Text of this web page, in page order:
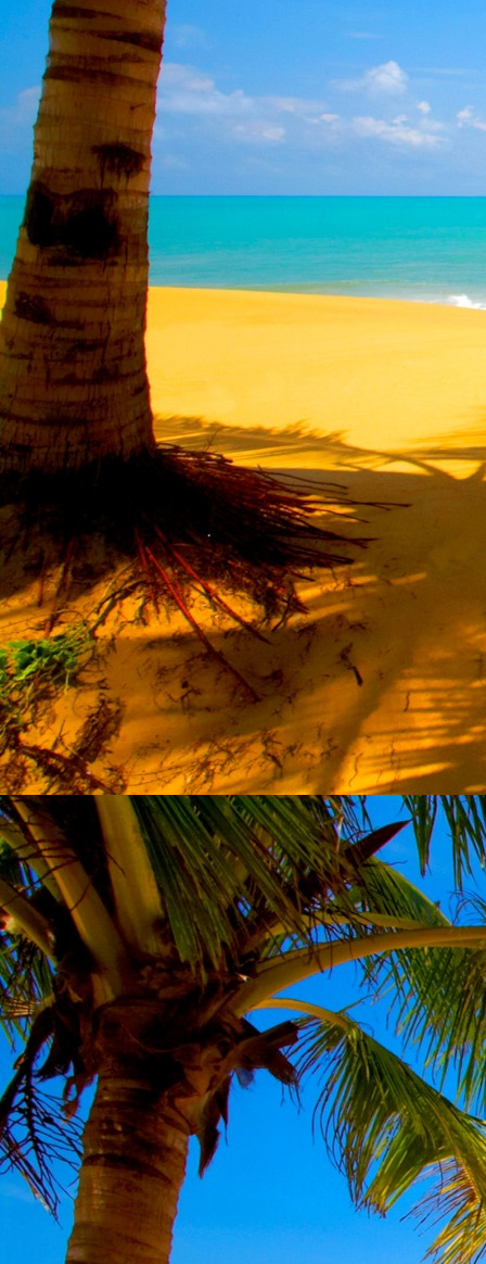
Kitágíthatom-e annyira a lelkem,
Hogy a kozmikus Igével
Melynek csíráját már magába
Úgy sejtem, hogy új erőre kapva
Lelkemet méltóvá kell tennem arra,
Hogy önmagát a szellem ruhájává
19. hét
Hogy emlékezetemmel titkon
Amit most újonnan magamba
S további törekvésem célja az
Hogy új erőre kapva ébresszen
Saját belső erőket lelkemben,
A kozmikus létezéstől eltávolodva
Magára maradna, önmagát
S ha csak olyan alapokra építene, ami
Akkor voltaképpen meg kellene ölnie
21. hét
Érzem, hogy egy külső termékenyítő
Megerősödve ad át önmagamnak
S érzem, hogy a csíra érlelődik,
És a sejtelem fénnyel telítve
Saját Énem erőihez bennem.
A kozmikus messzeségekből fakadó
Nagy erővel bennünk él tovább:
A lélek belső fényévé válik,
És szellemi mélységekbe világít,
Hogy hozzon olyan gyümölcsöket,
Melyek a kozmikus Énből idővel
Emberi Énné érlelődnek.
23. hét
Ím, ősziesre fordul
Az érzékek ingerlő törekvése.
A fény megnyilatkozásába
Belevegyül a komor ködök fátyla.
S én a távoli térségben
Az ősz téli álmát nézem.
A nyár teljesen
Átadta önmagát nekem.
24. hét
Önmagát állandóan újrateremtve
A lélek felismeri önmagát,
S a világszellem működik tovább
Az önismeretben újra
S így az Én-érzék akarati
A lélek sötétjéből lesz megteremtve.
25. hét
Csak most tagozódhat belém
S ragyogva árasztja belső fényem